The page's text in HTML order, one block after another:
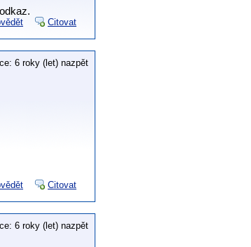
Citovat
6 roky (let) nazpět
Citovat
6 roky (let) nazpět